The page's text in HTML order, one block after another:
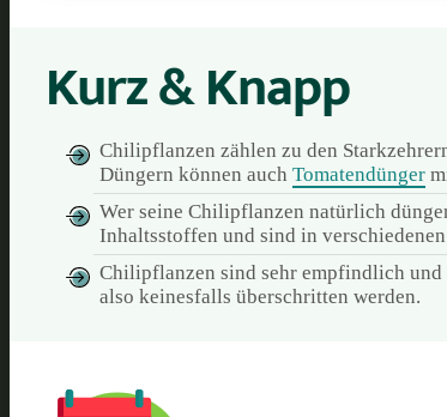
Kurz & Knapp
Chilipflanzen zählen zu den
Düngern können auch Tomatendünger
Wer seine Chilipflanzen natürlich
Inhaltsstoffen und sind in
Chilipflanzen sind sehr empfindlich
also keinesfalls überschritten werden.